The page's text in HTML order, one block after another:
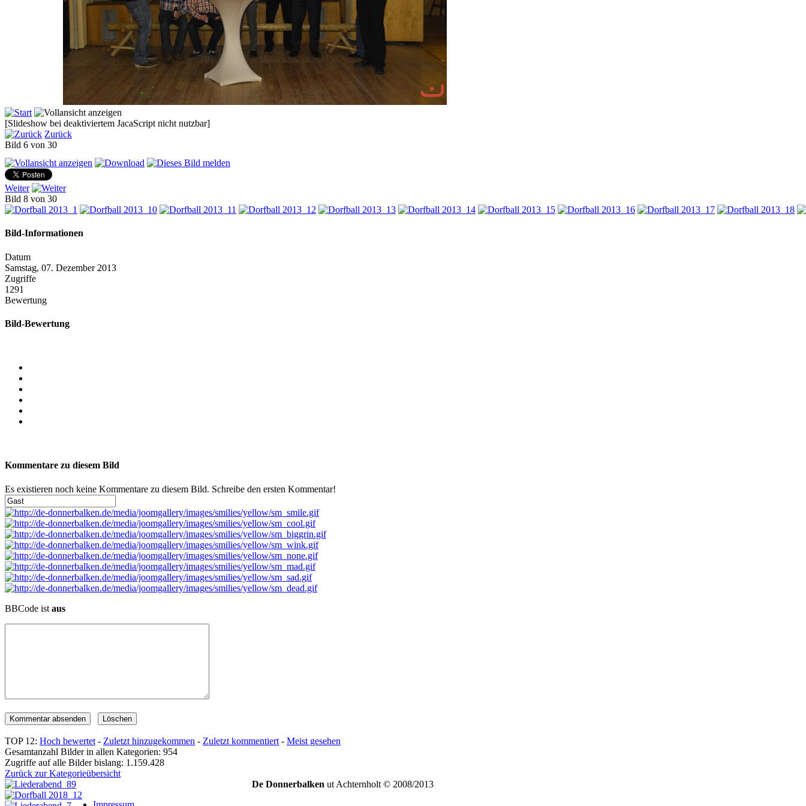
[Slideshow bei deaktiviertem JacaScript nicht nutzbar]
Zurück
Bild 6 von 30
Weiter
Bild 8 von 30
Bild-Informationen
Datum
Samstag, 07. Dezember 2013
Zugriffe
1291
Bewertung
Bild-Bewertung
Kommentare zu diesem Bild
Es existieren noch keine Kommentare zu diesem Bild. Schreibe den ersten Kommentar!
BBCode ist aus
TOP 12: Hoch bewertet - Zuletzt hinzugekommen - Zuletzt kommentiert - Meist gesehen
Gesamtanzahl Bilder in allen Kategorien: 954
Zugriffe auf alle Bilder bislang: 1.159.428
Zurück zur Kategorieübersicht
De Donnerbalken ut Achternholt © 2008/2013